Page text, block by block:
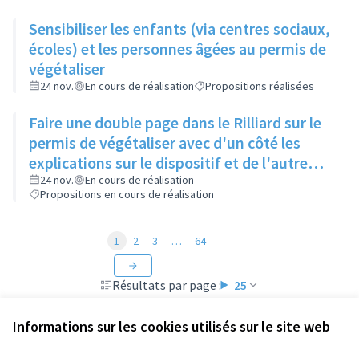
Informations sur les cookies utilisés sur le site web
Sensibiliser les enfants (via centres sociaux,
écoles) et les personnes âgées au permis de
végétaliser
24 nov. En cours de réalisation Propositions réalisées
Faire une double page dans le Rilliard sur le
permis de végétaliser avec d'un côté les
explications sur le dispositif et de l'autre
côté des exemples concrets de lieux à
investir
24 nov.
En cours de réalisation
Propositions en cours de réalisation
Résultats par page : 25
1 2 3 … 64